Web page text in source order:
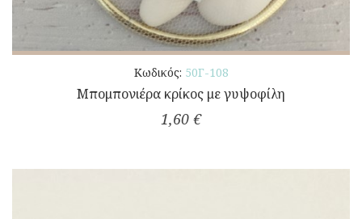
Κωδικός: 50Γ-108
Μπομπονιέρα κρίκος με γυψοφίλη
1,60 €